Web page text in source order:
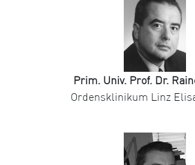
Prim. Univ. Prof. Dr.
Ordensklinikum Linz